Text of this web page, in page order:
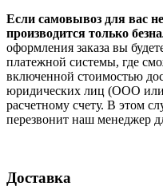
Если самовывоз для вас
производится только
оформления заказа вы
платежной системы, где
включенной стоимостью
юридических лиц (ООО
расчетному счету. В этом
перезвонит наш менеджер
Доставка